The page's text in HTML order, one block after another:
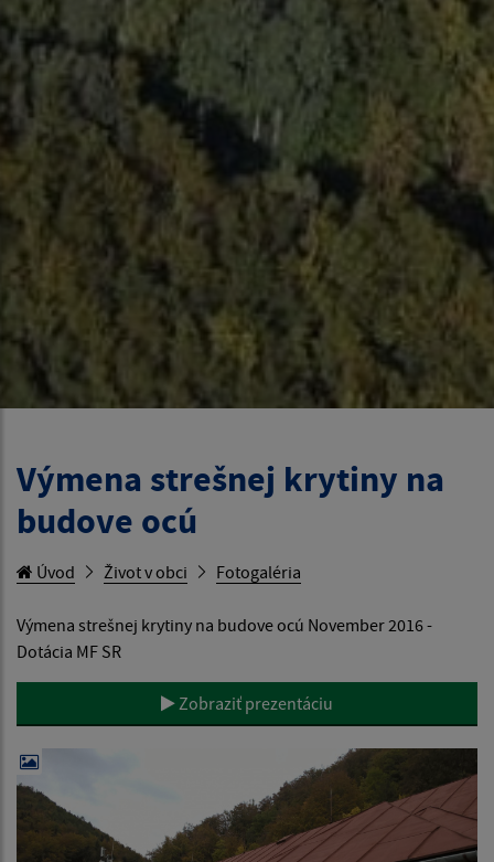
Výmena strešnej krytiny na
budove ocú
Úvod Život v obci Fotogaléria
Výmena strešnej krytiny na budove ocú November 2016 -
Dotácia MF SR
Zobraziť prezentáciu